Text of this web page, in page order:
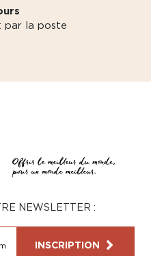
par la poste
NEWSLETTER :
INSCRIPTION